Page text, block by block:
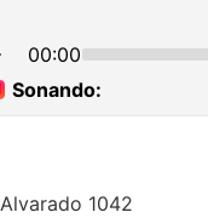
1042